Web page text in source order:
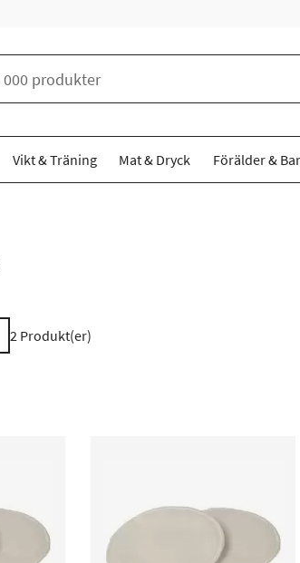
Vikt & Träning Mat & Dryck Förälder &
2 Produkt(er)